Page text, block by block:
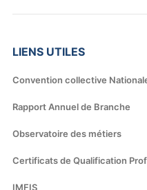
LIENS UTILES
Convention collective
Rapport Annuel de Branche
Observatoire des métiers
Certificats de Qualification
IMFIS